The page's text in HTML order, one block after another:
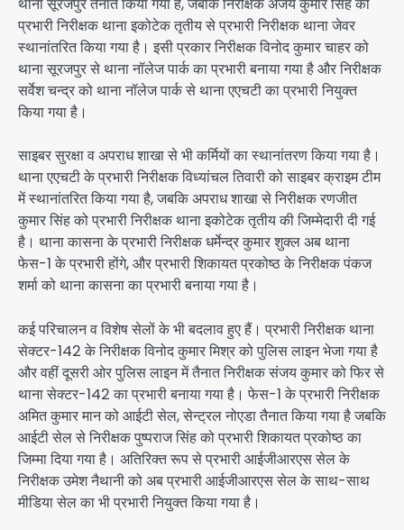
थाना सूरजपुर तैनात किया गया है, जबकि निरीक्षक अजय कुमार सिंह को
प्रभारी निरीक्षक थाना इकोटेक तृतीय से प्रभारी निरीक्षक थाना जेवर
स्थानांतरित किया गया है। इसी प्रकार निरीक्षक विनोद कुमार चाहर को
थाना सूरजपुर से थाना नॉलेज पार्क का प्रभारी बनाया गया है और निरीक्षक
सर्वेश चन्द्र को थाना नॉलेज पार्क से थाना एएचटी का प्रभारी नियुक्त
किया गया है।
साइबर सुरक्षा व अपराध शाखा से भी कर्मियों का स्थानांतरण किया गया है।
थाना एएचटी के प्रभारी निरीक्षक विध्यांचल तिवारी को साइबर क्राइम टीम
में स्थानांतरित किया गया है, जबकि अपराध शाखा से निरीक्षक रणजीत
कुमार सिंह को प्रभारी निरीक्षक थाना इकोटेक तृतीय की जिम्मेदारी दी गई
है। थाना कासना के प्रभारी निरीक्षक धर्मेन्द्र कुमार शुक्ल अब थाना
फेस-1 के प्रभारी होंगे, और प्रभारी शिकायत प्रकोष्ठ के निरीक्षक पंकज
शर्मा को थाना कासना का प्रभारी बनाया गया है।
कई परिचालन व विशेष सेलों के भी बदलाव हुए हैं। प्रभारी निरीक्षक थाना
सेक्टर-142 के निरीक्षक विनोद कुमार मिश्र को पुलिस लाइन भेजा गया है
और वहीं दूसरी ओर पुलिस लाइन में तैनात निरीक्षक संजय कुमार को फिर से
थाना सेक्टर-142 का प्रभारी बनाया गया है। फेस-1 के प्रभारी निरीक्षक
अमित कुमार मान को आईटी सेल, सेन्ट्रल नोएडा तैनात किया गया है जबकि
आईटी सेल से निरीक्षक पुष्पराज सिंह को प्रभारी शिकायत प्रकोष्ठ का
जिम्मा दिया गया है। अतिरिक्त रूप से प्रभारी आईजीआरएस सेल के
निरीक्षक उमेश नैथानी को अब प्रभारी आईजीआरएस सेल के साथ-साथ
मीडिया सेल का भी प्रभारी नियुक्त किया गया है।